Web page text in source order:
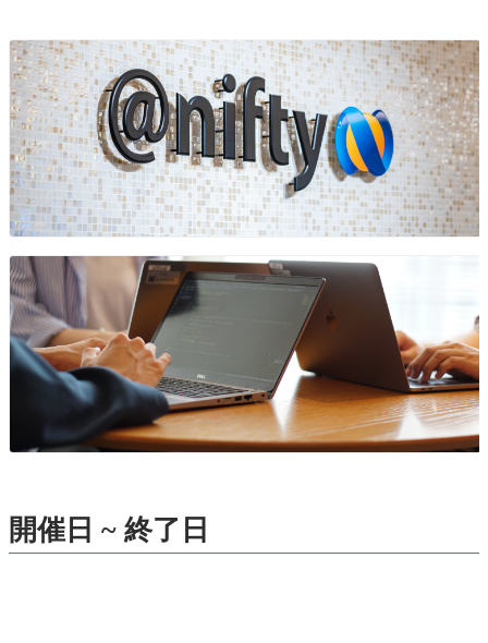
開催日 ~ 終了日